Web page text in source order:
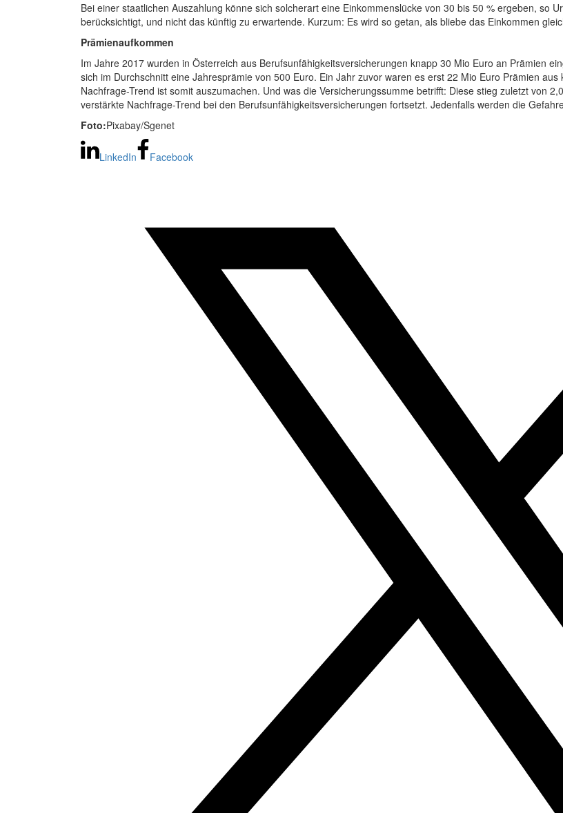
Bei einer staatlichen Auszahlung könne sich solcherart eine Einkommenslücke von 30 bis 50 % ergeben, so
berücksichtigt, und nicht das künftig zu erwartende. Kurzum: Es wird so getan, als bliebe das Einkommen
Prämienaufkommen
Im Jahre 2017 wurden in Österreich aus Berufsunfähigkeitsversicherungen knapp 30 Mio Euro an Prämien
sich im Durchschnitt eine Jahresprämie von 500 Euro. Ein Jahr zuvor waren es erst 22 Mio Euro Prämien
Nachfrage-Trend ist somit auszumachen. Und was die Versicherungssumme betrifft: Diese stieg zuletzt von
verstärkte Nachfrage-Trend bei den Berufsunfähigkeitsversicherungen fortsetzt. Jedenfalls werden die
Foto:Pixabay/Sgenet
LinkedIn Facebook